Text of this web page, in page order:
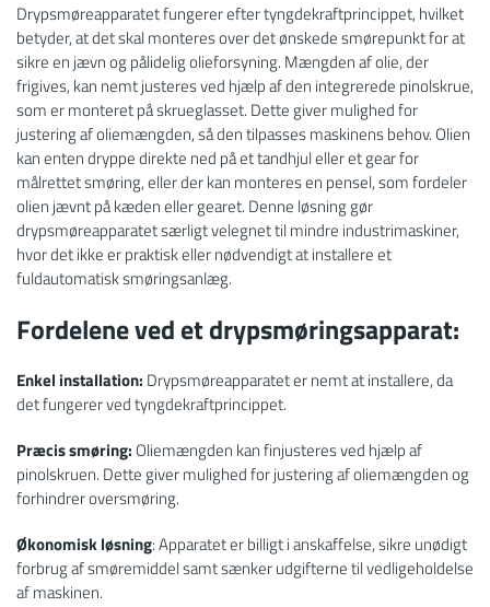
Drypsmøreapparatet fungerer efter tyngdekraftprincippet, hvilket
betyder, at det skal monteres over det ønskede smørepunkt for at
sikre en jævn og pålidelig olieforsyning. Mængden af olie, der
frigives, kan nemt justeres ved hjælp af den integrerede pinolskrue,
som er monteret på skrueglasset. Dette giver mulighed for
justering af oliemængden, så den tilpasses maskinens behov. Olien
kan enten dryppe direkte ned på et tandhjul eller et gear for
målrettet smøring, eller der kan monteres en pensel, som fordeler
olien jævnt på kæden eller gearet. Denne løsning gør
drypsmøreapparatet særligt velegnet til mindre industrimaskiner,
hvor det ikke er praktisk eller nødvendigt at installere et
fuldautomatisk smøringsanlæg.
Fordelene ved et drypsmøringsapparat:
Enkel installation: Drypsmøreapparatet er nemt at installere, da
det fungerer ved tyngdekraftprincippet.
Præcis smøring: Oliemængden kan finjusteres ved hjælp af
pinolskruen. Dette giver mulighed for justering af oliemængden og
forhindrer oversmøring.
Økonomisk løsning: Apparatet er billigt i anskaffelse, sikre unødigt
forbrug af smøremiddel samt sænker udgifterne til vedligeholdelse
af maskinen.